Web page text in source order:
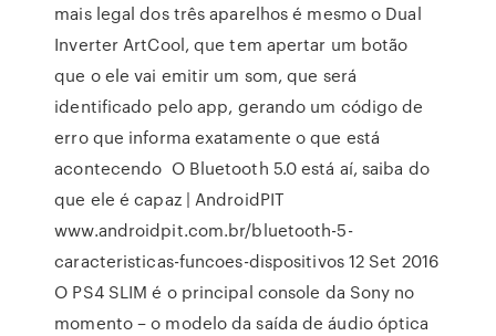
mais legal dos três aparelhos é mesmo o Dual
Inverter ArtCool, que tem apertar um botão
que o ele vai emitir um som, que será
identificado pelo app, gerando um código de
erro que informa exatamente o que está
acontecendo O Bluetooth 5.0 está aí, saiba do
que ele é capaz | AndroidPIT
www.androidpit.com.br/bluetooth-5-
caracteristicas-funcoes-dispositivos 12 Set 2016
O PS4 SLIM é o principal console da Sony no
momento – o modelo da saída de áudio óptica